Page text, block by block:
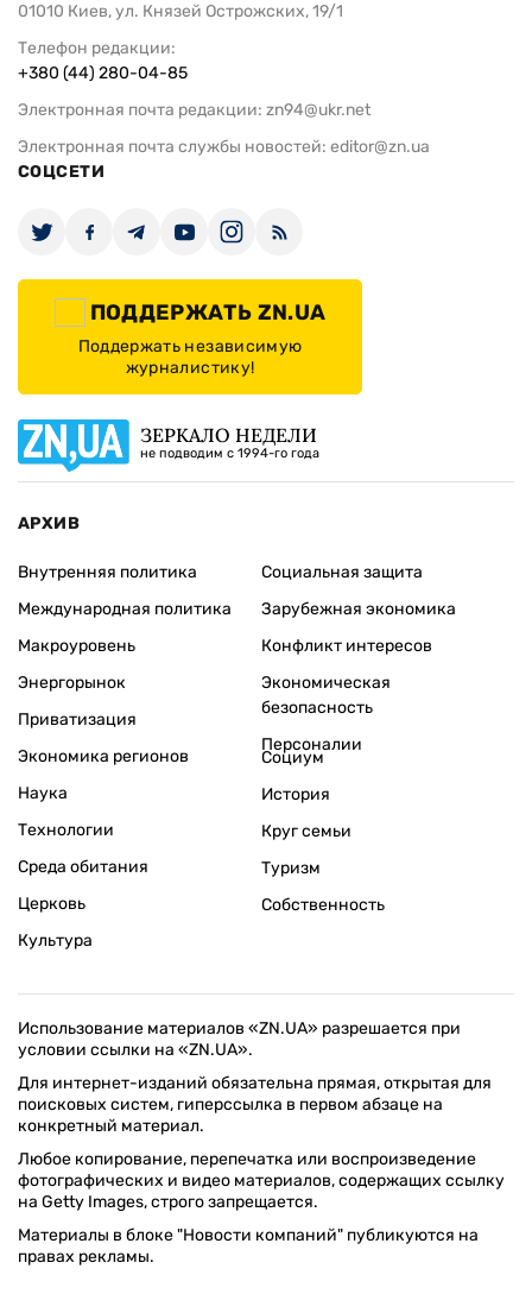
01010 Киев, ул. Князей Острожских, 19/1
Телефон редакции:
+380 (44) 280-04-85
Электронная почта редакции: zn94@ukr.net
Электронная почта службы новостей: editor@zn.ua
СОЦСЕТИ
ПОДДЕРЖАТЬ ZN.UA
Поддержать независимую
журналистику!
ЗЕРКАЛО НЕДЕЛИ
не подводим с 1994-го года
АРХИВ
Внутренняя политика
Международная политика
Макроуровень
Энергорынок
Приватизация
Экономика регионов
Социальная защита
Зарубежная экономика
Конфликт интересов
Экономическая
безопасность
Персоналии
Наука
Технологии
Среда обитания
Церковь
Культура
Социум
История
Круг семьи
Туризм
Собственность
Использование материалов «ZN.UA» разрешается при
условии ссылки на «ZN.UA».
Для интернет-изданий обязательна прямая, открытая для
поисковых систем, гиперссылка в первом абзаце на
конкретный материал.
Любое копирование, перепечатка или воспроизведение
фотографических и видео материалов, содержащих ссылку
на Getty Images, строго запрещается.
Материалы в блоке "Новости компаний" публикуются на
правах рекламы.